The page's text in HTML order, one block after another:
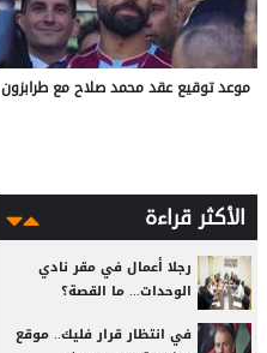
موعد توقيع عقد محمد صلاح مع طرابزون
الأكثر قراءة
رجلا أعمال في مقر نادي
الوحدات... ما القصة؟
في انتظار قرار فليك.. موقع